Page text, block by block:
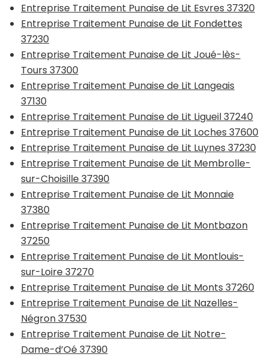
Entreprise Traitement Punaise de Lit Esvres 37320
Entreprise Traitement Punaise de Lit Fondettes
37230
Entreprise Traitement Punaise de Lit Joué-lès-
Tours 37300
Entreprise Traitement Punaise de Lit Langeais
37130
Entreprise Traitement Punaise de Lit Ligueil 37240
Entreprise Traitement Punaise de Lit Loches 37600
Entreprise Traitement Punaise de Lit Luynes 37230
Entreprise Traitement Punaise de Lit Membrolle-
sur-Choisille 37390
Entreprise Traitement Punaise de Lit Monnaie
37380
Entreprise Traitement Punaise de Lit Montbazon
37250
Entreprise Traitement Punaise de Lit Montlouis-
sur-Loire 37270
Entreprise Traitement Punaise de Lit Monts 37260
Entreprise Traitement Punaise de Lit Nazelles-
Négron 37530
Entreprise Traitement Punaise de Lit Notre-
Dame-d’Oé 37390